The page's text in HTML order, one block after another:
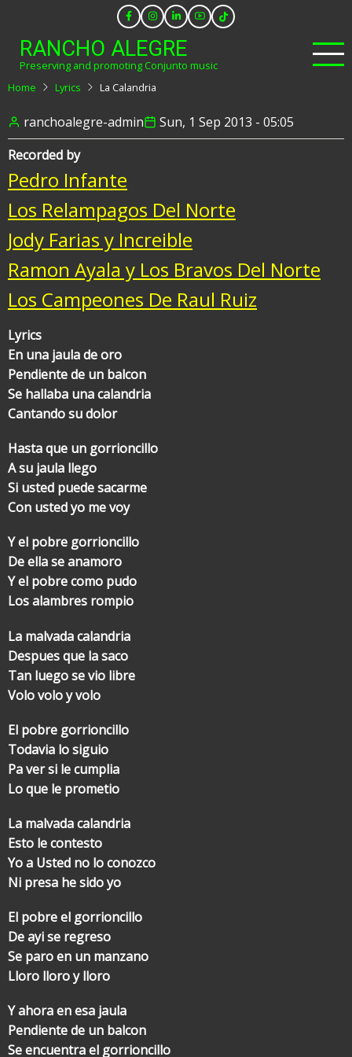
main
content
RANCHO ALEGRE
Preserving and promoting Conjunto music
Home
Lyrics La Calandria
ranchoalegre-admin
Sun, 1 Sep 2013 - 05:05
Recorded by
Pedro Infante
Los Relampagos Del Norte
Jody Farias y Increible
Ramon Ayala y Los Bravos Del Norte
Los Campeones De Raul Ruiz
Lyrics
En una jaula de oro
Pendiente de un balcon
Se hallaba una calandria
Cantando su dolor
Hasta que un gorrioncillo
A su jaula llego
Si usted puede sacarme
Con usted yo me voy
Y el pobre gorrioncillo
De ella se anamoro
Y el pobre como pudo
Los alambres rompio
La malvada calandria
Despues que la saco
Tan luego se vio libre
Volo volo y volo
El pobre gorrioncillo
Todavia lo siguio
Pa ver si le cumplia
Lo que le prometio
La malvada calandria
Esto le contesto
Yo a Usted no lo conozco
Ni presa he sido yo
El pobre el gorrioncillo
De ayi se regreso
Se paro en un manzano
Lloro lloro y lloro
Y ahora en esa jaula
Pendiente de un balcon
Se encuentra el gorrioncillo